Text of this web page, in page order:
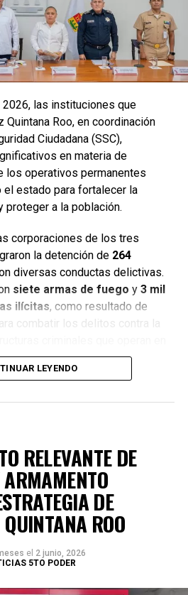
las instituciones que
Roo, en coordinación
Ciudadana (SSC),
en materia de
los operativos permanentes
estado para fortalecer la
proteger a la población.
corporaciones de los tres
la detención de 264
diversas conductas delictivas.
siete armas de fuego y 3 mil
ilícitas, como resultado de
combatir los delitos contra la
LEYENDO
RELEVANTE DE
DE
ROO
el 2 junio, 2026
5TO PODER